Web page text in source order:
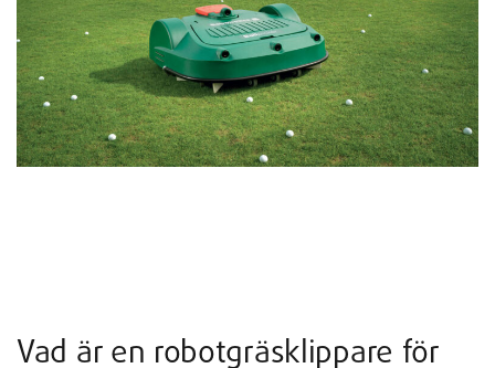
Vad är en robotgräsklippare för